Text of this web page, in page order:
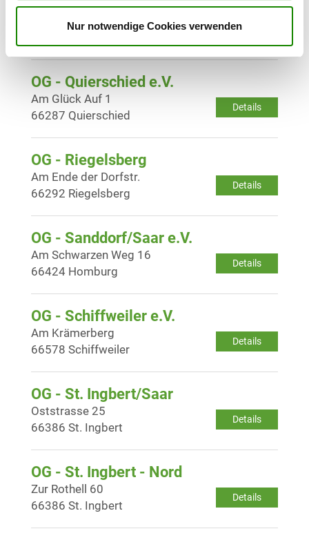
Nur notwendige Cookies verwenden
OG - Neunkirchen 1902
Details
Zum Kissel 1
OG - Quierschied e.V.
Details
Am Glück Auf 1
66287 Quierschied
OG - Riegelsberg
Details
Am Ende der Dorfstr.
66292 Riegelsberg
OG - Sanddorf/Saar e.V.
Details
Am Schwarzen Weg 16
66424 Homburg
OG - Schiffweiler e.V.
Details
Am Krämerberg
66578 Schiffweiler
OG - St. Ingbert/Saar
Details
Oststrasse 25
66386 St. Ingbert
OG - St. Ingbert - Nord
Details
Zur Rothell 60
66386 St. Ingbert